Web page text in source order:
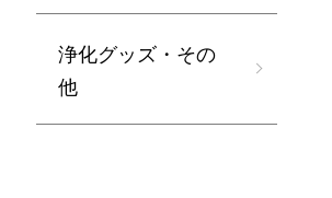
浄化グッズ・その
他